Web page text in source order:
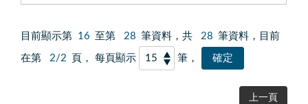
目前顯示第 16 至第 28 筆資料，共 28 筆資料，目前
在第 2/2 頁， 每頁顯示 筆，
上一頁